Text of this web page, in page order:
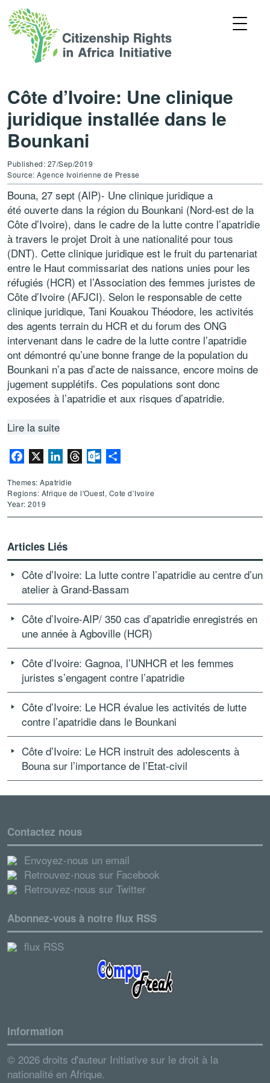
Côte d’Ivoire: Une clinique
juridique installée dans le
Bounkani
Published: 27/Sep/2019
Source: Agence Ivoirienne de Presse
Bouna, 27 sept (AIP)- Une clinique juridique a
été ouverte dans la région du Bounkani (Nord-est de la
Côte d’Ivoire), dans le cadre de la lutte contre l’apatridie
à travers le projet Droit à une nationalité pour tous
(DNT). Cette clinique juridique est le fruit du partenariat
entre le Haut commissariat des nations unies pour les
réfugiés (HCR) et l’Association des femmes juristes de
Côte d’Ivoire (AFJCI). Selon le responsable de cette
clinique juridique, Tani Kouakou Théodore, les activités
des agents terrain du HCR et du forum des ONG
intervenant dans le cadre de la lutte contre l’apatridie
ont démontré qu’une bonne frange de la population du
Bounkani n’a pas d’acte de naissance, encore moins de
jugement supplétifs. Ces populations sont donc
exposées à l’apatridie et aux risques d’apatridie.
Lire la suite
Facebook LinkedInThreadsOutlook.com
Themes: Apatridie
Regions: Afrique de l'Ouest, Cote d’Ivoire
Year: 2019
Articles Liés
Côte d’Ivoire: La lutte contre l’apatridie au centre d’un
atelier à Grand-Bassam
Côte d’Ivoire-AIP/ 350 cas d’apatridie enregistrés en
une année à Agboville (HCR)
Côte d’Ivoire: Gagnoa, l’UNHCR et les femmes
juristes s’engagent contre l’apatridie
Côte d’Ivoire: Le HCR évalue les activités de lutte
contre l’apatridie dans le Bounkani
Côte d’Ivoire: Le HCR instruit des adolescents à
Bouna sur l’importance de l’Etat-civil
Contactez nous
Envoyez-nous un email
Retrouvez-nous sur Facebook
Retrouvez-nous sur Twitter
Abonnez-vous à notre flux RSS
flux RSS
Information
© 2026 droits d'auteur Initiative sur le droit à la
nationalité en Afrique.